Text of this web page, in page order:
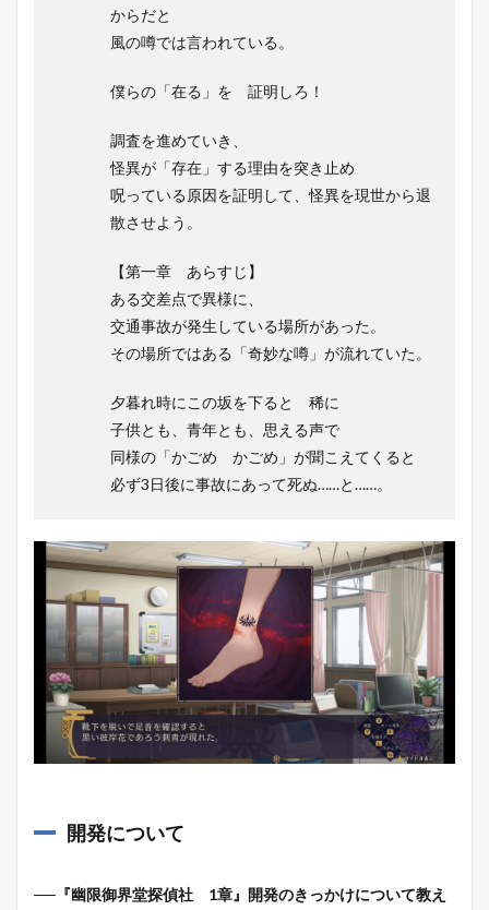
からだと
風の噂では言われている。
僕らの「在る」を 証明しろ！
調査を進めていき、
怪異が「存在」する理由を突き止め
呪っている原因を証明して、怪異を現世から退
散させよう。
【第一章 あらすじ】
ある交差点で異様に、
交通事故が発生している場所があった。
その場所ではある「奇妙な噂」が流れていた。
夕暮れ時にこの坂を下ると 稀に
子供とも、青年とも、思える声で
同様の「かごめ かごめ」が聞こえてくると
必ず3日後に事故にあって死ぬ……と……。
開発について
──『幽限御界堂探偵社 1章』開発のきっかけについて教え